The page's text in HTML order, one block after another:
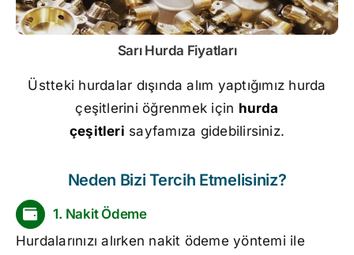
Sarı Hurda Fiyatları
Üstteki hurdalar dışında alım yaptığımız hurda
çeşitlerini öğrenmek için hurda
çeşitleri sayfamıza gidebilirsiniz.
Neden Bizi Tercih Etmelisiniz?
1. Nakit Ödeme
Hurdalarınızı alırken nakit ödeme yöntemi ile